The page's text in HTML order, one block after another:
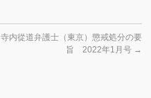
寺内從道弁護士（東京）懲戒処分の要
旨 2022年1月号 →